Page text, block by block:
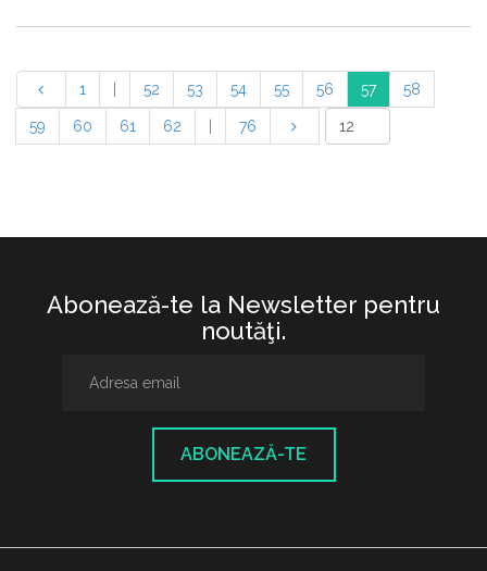
1 52 53 54 55 56 57 58
59 60 61 62 76
Abonează-te la Newsletter pentru
noutăţi.
ABONEAZĂ-TE